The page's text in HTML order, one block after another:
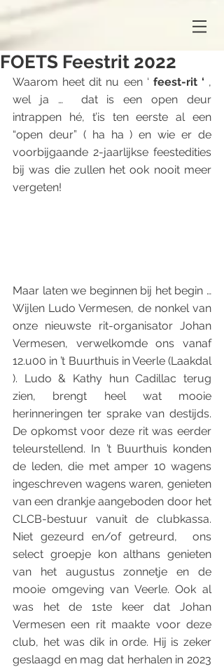
FOETS Feestrit 2022
Waarom heet dit nu een ‘ feest-rit ‘ ,
wel ja …  dat is een open deur
intrappen hé, t’is ten eerste al een
“open deur” ( ha ha ) en wie er de
voorbijgaande 2-jaarlijkse feestedities
bij was die zullen het ook nooit meer
vergeten!
Maar laten we beginnen bij het begin …
Wijlen Ludo Vermesen, de nonkel van
onze nieuwste rit-organisator Johan
Vermesen, verwelkomde ons vanaf
12.u00 in ’t Buurthuis in Veerle (Laakdal
). Ludo & Kathy hun Cadillac terug
zien, brengt heel wat mooie
herinneringen ter sprake van destijds.
De opkomst voor deze rit was eerder
teleurstellend. In ’t Buurthuis konden
de leden, die met amper 10 wagens
ingeschreven wagens waren, genieten
van een drankje aangeboden door het
CLCB-bestuur vanuit de clubkassa.
Niet gezeurd en/of getreurd,  ons
select groepje kon althans genieten
van het augustus zonnetje en de
mooie omgeving van Veerle. Ook al
was het de 1ste keer dat Johan
Vermesen een rit maakte voor deze
club, het was dik in orde. Hij is zeker
geslaagd en mag dat herhalen in 2023